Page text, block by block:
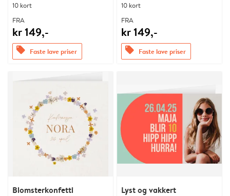
10 kort
FRA
kr 149,-
offers Faste lave priser
10 kort
FRA
kr 149,-
offers Faste lave priser
Blomsterkonfetti Lyst og vakkert